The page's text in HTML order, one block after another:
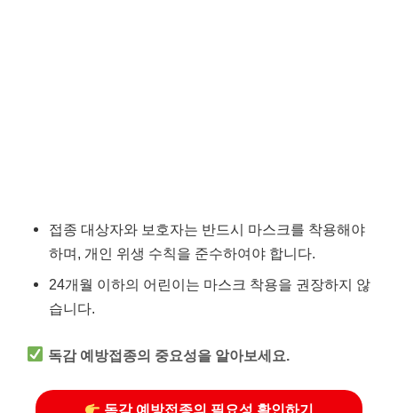
접종 대상자와 보호자는 반드시 마스크를 착용해야
하며, 개인 위생 수칙을 준수하여야 합니다.
24개월 이하의 어린이는 마스크 착용을 권장하지 않
습니다.
독감 예방접종의 중요성을 알아보세요.
독감 예방접종의 필요성 확인하기